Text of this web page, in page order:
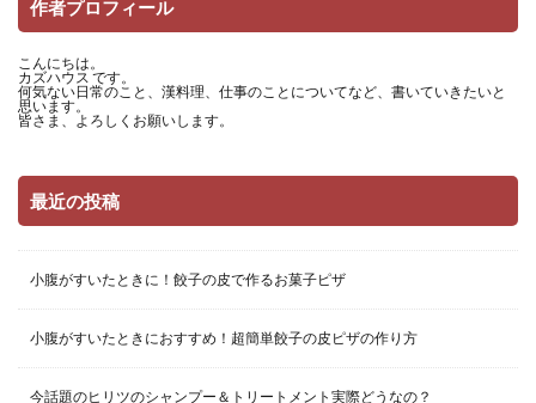
作者プロフィール
こんにちは。
カズハウス です。
何気ない日常のこと、漢料理、仕事のことについてなど、書いていきたいと
思います。
皆さま、よろしくお願いします。
最近の投稿
小腹がすいたときに！餃子の皮で作るお菓子ピザ
小腹がすいたときにおすすめ！超簡単餃子の皮ピザの作り方
今話題のヒリツのシャンプー＆トリートメント実際どうなの？